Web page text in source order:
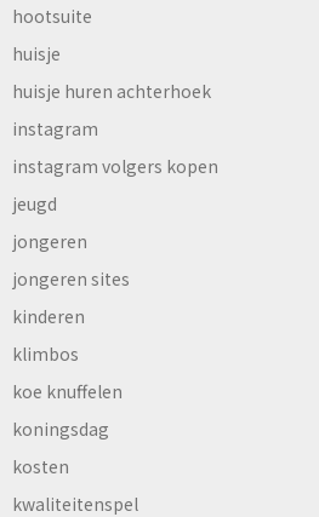
hootsuite
huisje
huisje huren achterhoek
instagram
instagram volgers kopen
jeugd
jongeren
jongeren sites
kinderen
klimbos
koe knuffelen
koningsdag
kosten
kwaliteitenspel